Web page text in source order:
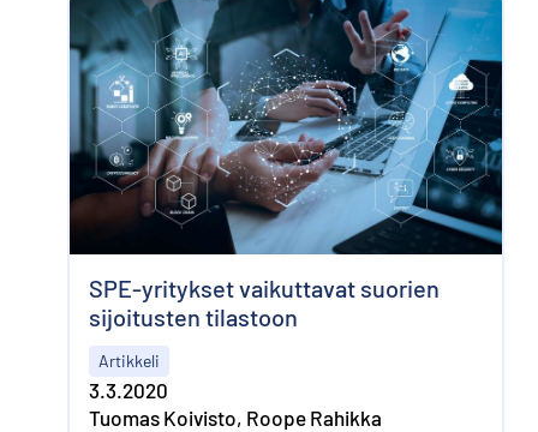
SPE-yritykset vaikuttavat suorien
sijoitusten tilastoon
Artikkeli
3.3.2020
Tuomas Koivisto, Roope Rahikka